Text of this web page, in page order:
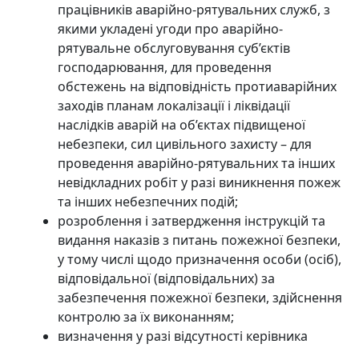
працівників аварійно-рятувальних служб, з
якими укладені угоди про аварійно-
рятувальне обслуговування суб’єктів
господарювання, для проведення
обстежень на відповідність протиаварійних
заходів планам локалізації і ліквідації
наслідків аварій на об’єктах підвищеної
небезпеки, сил цивільного захисту – для
проведення аварійно-рятувальних та інших
невідкладних робіт у разі виникнення пожеж
та інших небезпечних подій;
розроблення і затвердження інструкцій та
видання наказів з питань пожежної безпеки,
у тому числі щодо призначення особи (осіб),
відповідальної (відповідальних) за
забезпечення пожежної безпеки, здійснення
контролю за їх виконанням;
визначення у разі відсутності керівника